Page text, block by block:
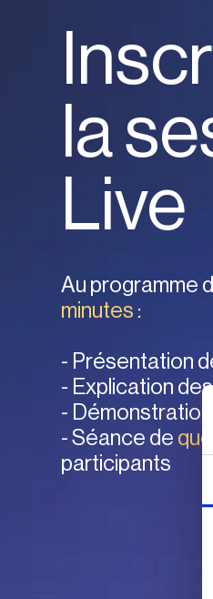
la
Live
Au programme
minutes :
- Présentation
- Explication
- Démonstration
- Séance de
participants